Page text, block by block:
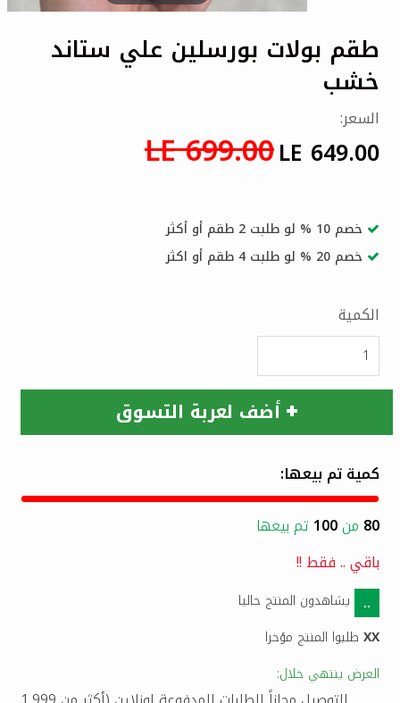
طقم بولات بورسلين علي ستاند
خشب
السعر:
LE 649.00
LE 699.00
خصم 10 % لو طلبت 2 طقم أو أكثر
خصم 20 % لو طلبت 4 طقم أو اكثر
الكمية
أضف لعربة التسوق
كمية تم بيعها:
80 من100 تم بيعها
باقي..فقط !!
..
يشاهدون المنتج حاليا
XX طلبوا المنتج مؤخرا
العرض ينتهي خلال: